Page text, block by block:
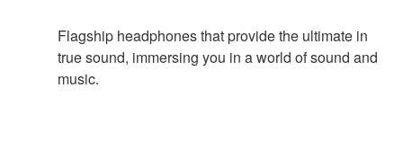
Flagship headphones that provide the ultimate in
true sound, immersing you in a world of sound and
music.